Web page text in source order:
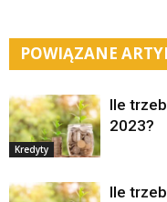
POWIĄZANE
Kredyty
Ile
2023?
Ile